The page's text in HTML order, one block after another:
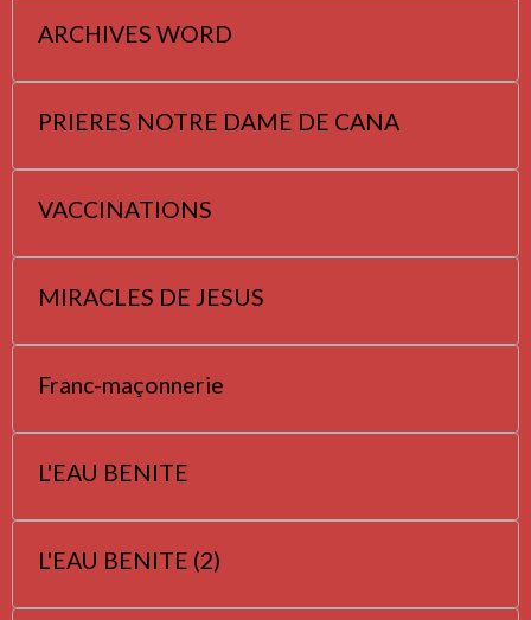
ARCHIVES WORD
PRIERES NOTRE DAME DE CANA
VACCINATIONS
MIRACLES DE JESUS
Franc-maçonnerie
L'EAU BENITE
L'EAU BENITE (2)